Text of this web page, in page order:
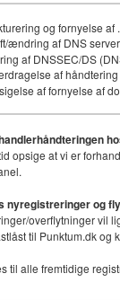
og fornyelse
ændring af DNS
af DNSSEC/DS
af
af fornyelse af
opsige at vi er
nyregistreringer og
overflytninger vil
til Punktum.dk og
til alle fremtidige